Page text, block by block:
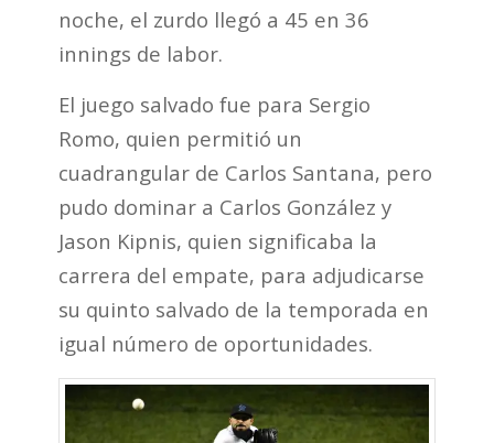
noche, el zurdo llegó a 45 en 36
innings de labor.
El juego salvado fue para Sergio
Romo, quien permitió un
cuadrangular de Carlos Santana, pero
pudo dominar a Carlos González y
Jason Kipnis, quien significaba la
carrera del empate, para adjudicarse
su quinto salvado de la temporada en
igual número de oportunidades.